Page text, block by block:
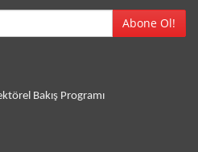
Abone Ol!
Bakış Programı